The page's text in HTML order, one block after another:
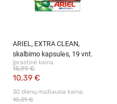
ARIEL, EXTRA CLEAN,
skalbimo kapsulės, 19 vnt.
Įprastinė kaina
10,39 €
15,99 €
30 dienų mažiausia kaina:
10,39 €